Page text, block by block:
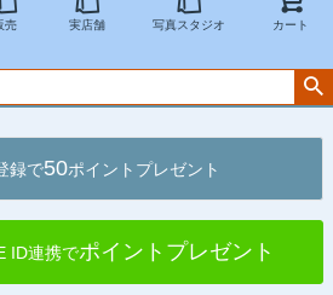
ジト
へ
売 実店舗 写真スタジオ カート
録で50ポイントプレゼント
ID連携でポイントプレゼント